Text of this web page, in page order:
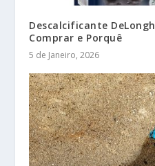
Descalcificante
Comprar e Porquê
5 de Janeiro, 2026